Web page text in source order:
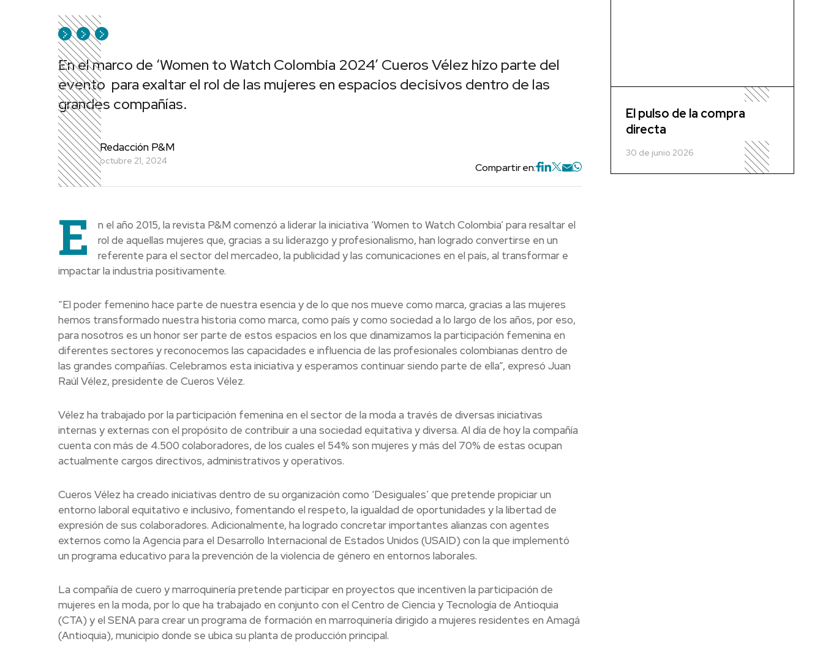
En el marco de ‘Women to Watch Colombia 2024’ Cueros Vélez hizo parte del
evento para exaltar el rol de las mujeres en espacios decisivos dentro de las
grandes compañías.
Redacción P&M
octubre 21, 2024
Compartir en:
E
n el año 2015, la revista P&M comenzó a liderar la iniciativa ‘Women to Watch Colombia’ para resaltar el
rol de aquellas mujeres que, gracias a su liderazgo y profesionalismo, han logrado convertirse en un
referente para el sector del mercadeo, la publicidad y las comunicaciones en el país, al transformar e
impactar la industria positivamente.
“El poder femenino hace parte de nuestra esencia y de lo que nos mueve como marca, gracias a las mujeres
hemos transformado nuestra historia como marca, como país y como sociedad a lo largo de los años, por eso,
para nosotros es un honor ser parte de estos espacios en los que dinamizamos la participación femenina en
diferentes sectores y reconocemos las capacidades e influencia de las profesionales colombianas dentro de
las grandes compañías. Celebramos esta iniciativa y esperamos continuar siendo parte de ella”, expresó Juan
Raúl Vélez, presidente de Cueros Vélez.
Vélez ha trabajado por la participación femenina en el sector de la moda a través de diversas iniciativas
internas y externas con el propósito de contribuir a una sociedad equitativa y diversa. Al día de hoy la compañía
cuenta con más de 4.500 colaboradores, de los cuales el 54% son mujeres y más del 70% de estas ocupan
actualmente cargos directivos, administrativos y operativos.
Cueros Vélez ha creado iniciativas dentro de su organización como ‘Desiguales’ que pretende propiciar un
entorno laboral equitativo e inclusivo, fomentando el respeto, la igualdad de oportunidades y la libertad de
expresión de sus colaboradores. Adicionalmente, ha logrado concretar importantes alianzas con agentes
externos como la Agencia para el Desarrollo Internacional de Estados Unidos (USAID) con la que implementó
un programa educativo para la prevención de la violencia de género en entornos laborales.
La compañía de cuero y marroquinería pretende participar en proyectos que incentiven la participación de
mujeres en la moda, por lo que ha trabajado en conjunto con el Centro de Ciencia y Tecnología de Antioquia
(CTA) y el SENA para crear un programa de formación en marroquinería dirigido a mujeres residentes en Amagá
(Antioquia), municipio donde se ubica su planta de producción principal.
El pulso de la compra
directa
30 de junio 2026